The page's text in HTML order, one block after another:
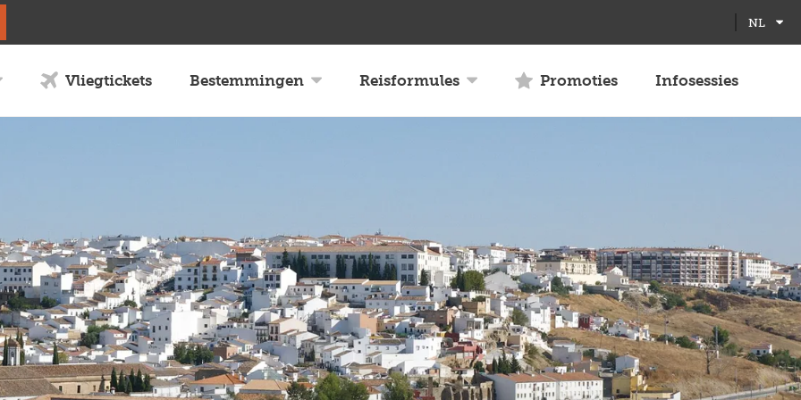
NL
Vliegtickets Bestemmingen Reisformules Promoties Infosessies
screen